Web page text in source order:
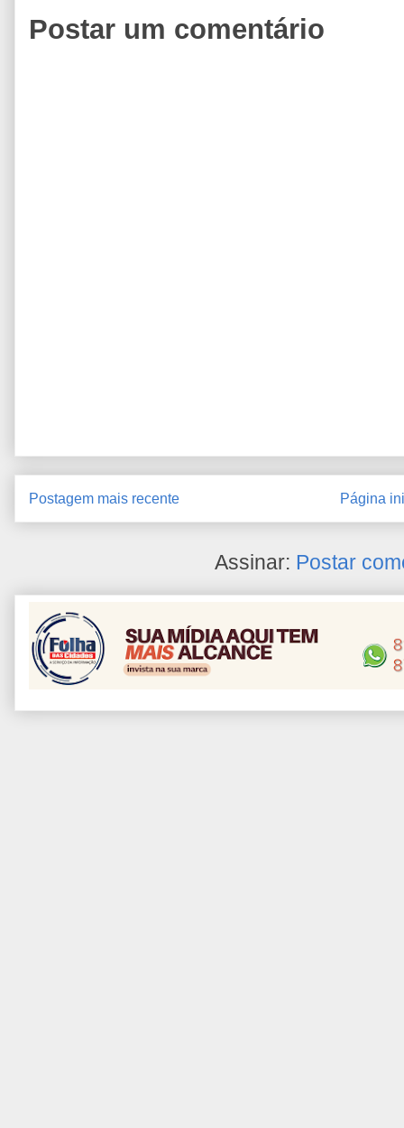
Postar um comentário
Postagem mais recente Página
Assinar: Postar